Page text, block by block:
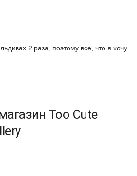
2 раза, поэтому все, что я хочу
Too Cute